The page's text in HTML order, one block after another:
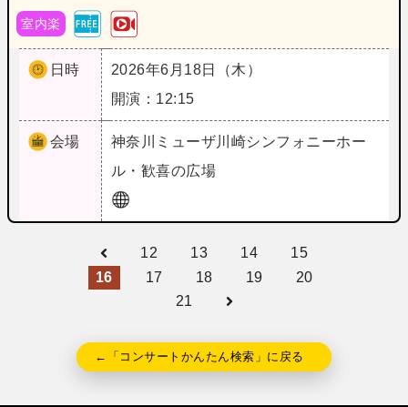
室内楽
日時
2026年6月18日（木）
開演：12:15
会場 神奈川
ミューザ川崎シンフォニーホー
ル・歓喜の広場
12 13 14
15
16
17 18 19
20
21
←「コンサートかんたん検索」に戻る